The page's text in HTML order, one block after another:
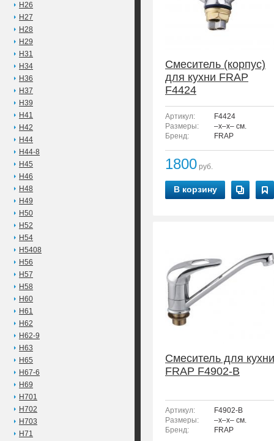
H26
H27
H28
H29
H31
H34
H36
H37
H39
H41
H42
H44
H44-8
H45
H46
H48
H49
H50
H52
H54
H5408
H56
H57
H58
H60
H61
H62
H62-9
H63
H65
H67-6
H69
H701
H702
H703
H71
Смеситель (корпус)
для кухни FRAP
F4424
Артикул:
F4424
Размеры:
–x–x– см.
Бренд:
FRAP
1800 руб.
В корзину
Смеситель для кухни
FRAP F4902-B
Артикул:
F4902-B
Размеры:
–x–x– см.
Бренд:
FRAP